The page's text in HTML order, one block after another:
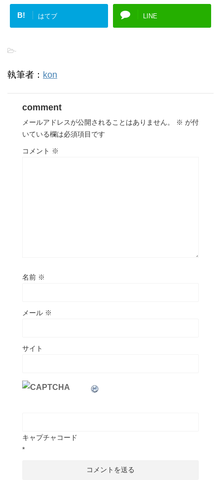
B! はてブ LINE
-
執筆者： kon
comment
メールアドレスが公開されることはありません。 ※ が付
いている欄は必須項目です
コメント ※
名前 ※
メール ※
サイト
キャプチャコード
*